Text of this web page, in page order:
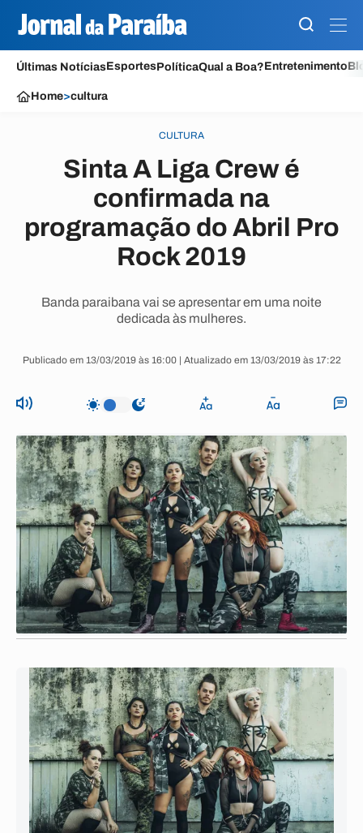
Últimas NotíciasEsportesPolíticaQual a Boa?Entretenimento
Home>cultura
CULTURA
Sinta A Liga Crew é
confirmada na
programação do Abril Pro
Rock 2019
Banda paraibana vai se apresentar em uma noite
dedicada às mulheres.
Publicado em 13/03/2019 às 16:00 | Atualizado em 13/03/2019 às 17:22